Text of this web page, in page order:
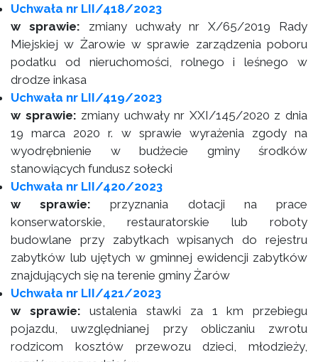
Uchwała nr LII/418/2023
w sprawie: zmiany uchwały nr X/65/2019 Rady
Miejskiej w Żarowie w sprawie zarządzenia poboru
podatku od nieruchomości, rolnego i leśnego w
drodze inkasa
Uchwała nr LII/419/2023
w sprawie: zmiany uchwały nr XXI/145/2020 z dnia
19 marca 2020 r. w sprawie wyrażenia zgody na
wyodrębnienie w budżecie gminy środków
stanowiących fundusz sołecki
Uchwała nr LII/420/2023
w sprawie: przyznania dotacji na prace
konserwatorskie, restauratorskie lub roboty
budowlane przy zabytkach wpisanych do rejestru
zabytków lub ujętych w gminnej ewidencji zabytków
znajdujących się na terenie gminy Żarów
Uchwała nr LII/421/2023
w sprawie:ustalenia stawki za 1 km przebiegu
pojazdu, uwzględnianej przy obliczaniu zwrotu
rodzicom kosztów przewozu dzieci, młodzieży,